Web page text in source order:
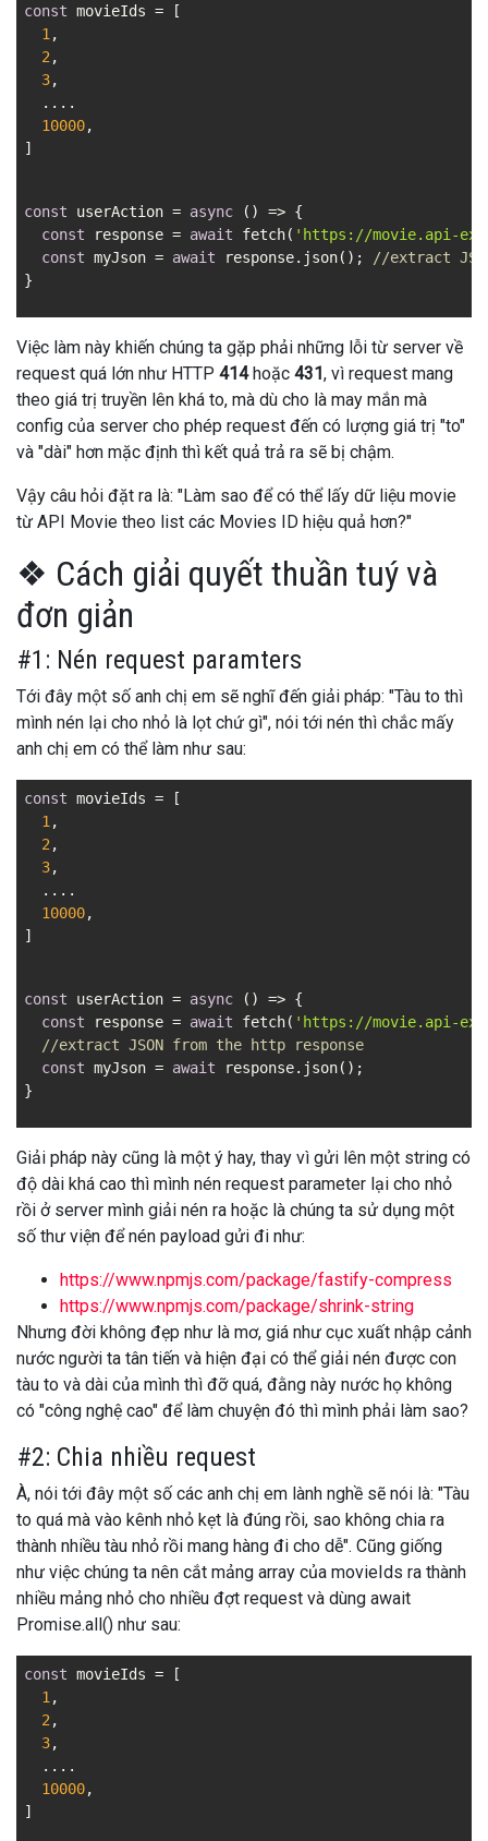
const movieIds = [
1,
2,
3,
  ....
10000,
]
const userAction = async () => {
const response = await fetch( ' https://movie.api-
const myJson = await response.json(); //extract
Việc làm này khiến chúng ta gặp phải những lỗi từ server về
request quá lớn như HTTP 414hoặc 431 , vì request mang
theo giá trị truyền lên khá to, mà dù cho là may mắn mà
config của server cho phép request đến có lượng giá trị "to"
và "dài" hơn mặc định thì kết quả trả ra sẽ bị chậm.
Vậy câu hỏi đặt ra là: "Làm sao để có thể lấy dữ liệu movie
từ API Movie theo list các Movies ID hiệu quả hơn?"
❖ Cách giải quyết thuần tuý và
đơn giản
#1: Nén request paramters
Tới đây một số anh chị em sẽ nghĩ đến giải pháp: "Tàu to thì
mình nén lại cho nhỏ là lọt chứ gì", nói tới nén thì chắc mấy
anh chị em có thể làm như sau:
const movieIds = [
1,
2,
3,
  ....
10000,
]
const userAction = async () => {
const response = await fetch( ' https://movie.api-
//extract JSON from the http response
const myJson = await response.json();
Giải pháp này cũng là một ý hay, thay vì gửi lên một string có
độ dài khá cao thì mình nén request parameter lại cho nhỏ
rồi ở server mình giải nén ra hoặc là chúng ta sử dụng một
số thư viện để nén payload gửi đi như:
https://www.npmjs.com/package/fastify-compress
https://www.npmjs.com/package/shrink-string
Nhưng đời không đẹp như là mơ, giá như cục xuất nhập cảnh
nước người ta tân tiến và hiện đại có thể giải nén được con
tàu to và dài của mình thì đỡ quá, đằng này nước họ không
có "công nghệ cao" để làm chuyện đó thì mình phải làm sao?
#2: Chia nhiều request
À, nói tới đây một số các anh chị em lành nghề sẽ nói là: "Tàu
to quá mà vào kênh nhỏ kẹt là đúng rồi, sao không chia ra
thành nhiều tàu nhỏ rồi mang hàng đi cho dễ". Cũng giống
như việc chúng ta nên cắt mảng array của movieIds ra thành
nhiều mảng nhỏ cho nhiều đợt request và dùng await
Promise.all() như sau:
const movieIds = [
1,
2,
3,
  ....
10000,
]